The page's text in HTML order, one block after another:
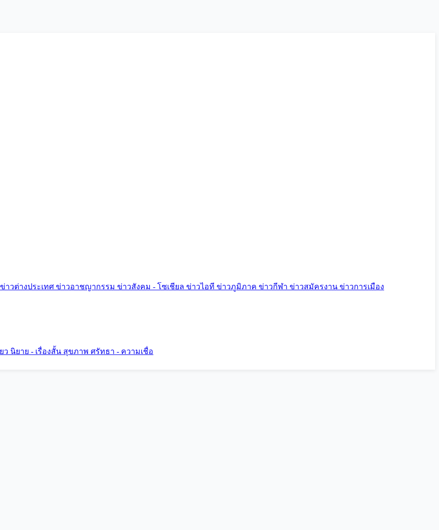
ข่าวต่างประเทศ ข่าวอาชญากรรม ข่าวสังคม - โซเชียล ข่าวไอที ข่าวภูมิภาค ข่าวกีฬา ข่าวสมัครงาน ข่าวการเมือง
ว นิยาย - เรื่องสั้น สุขภาพ ศรัทธา - ความเชื่อ